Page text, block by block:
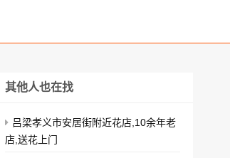
其他人也在找
吕梁孝义市安居街附近花店,10余年老
店,送花上门